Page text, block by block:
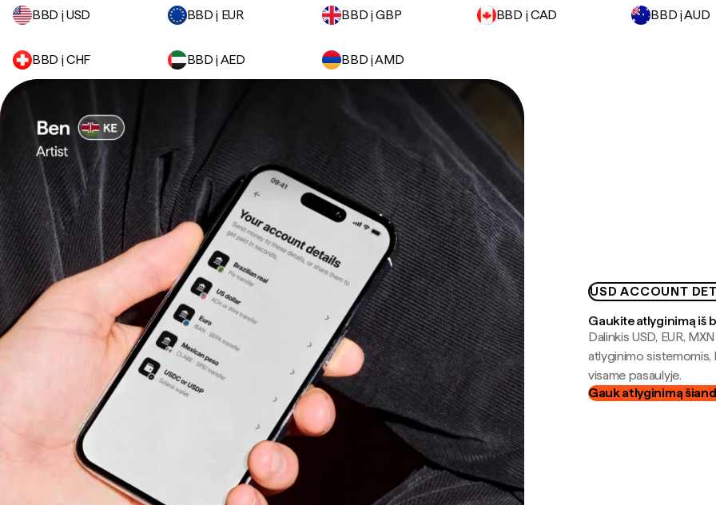
BBD į USD
BBD į EUR BBD į GBP BBD į CAD BBD į AUD
BBD į CHF BBD į AED BBD į AMD
USD ACCOUNT
Gaukite atlyginimą iš
Dalinkis USD, EUR,
atlyginimo
visame pasaulyje.
Gauk atlyginimą